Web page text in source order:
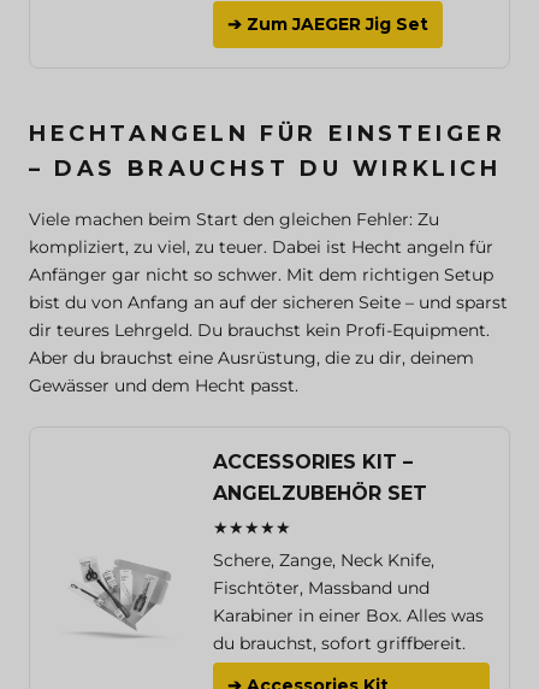
➔ Zum JAEGER Jig Set
HECHTANGELN FÜR EINSTEIGER
– DAS BRAUCHST DU WIRKLICH
Viele machen beim Start den gleichen Fehler: Zu
kompliziert, zu viel, zu teuer. Dabei ist Hecht angeln für
Anfänger gar nicht so schwer. Mit dem richtigen Setup
bist du von Anfang an auf der sicheren Seite – und sparst
dir teures Lehrgeld. Du brauchst kein Profi-Equipment.
Aber du brauchst eine Ausrüstung, die zu dir, deinem
Gewässer und dem Hecht passt.
ACCESSORIES KIT –
ANGELZUBEHÖR SET
★★★★★
Schere, Zange, Neck Knife,
Fischtöter, Massband und
Karabiner in einer Box. Alles was
du brauchst, sofort griffbereit.